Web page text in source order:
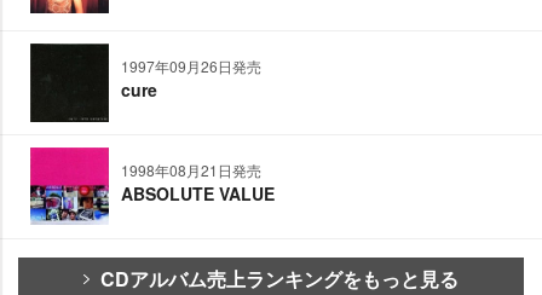
1997年09月26日発売
cure
1998年08月21日発売
ABSOLUTE VALUE
CDアルバム売上ランキングをもっと見る